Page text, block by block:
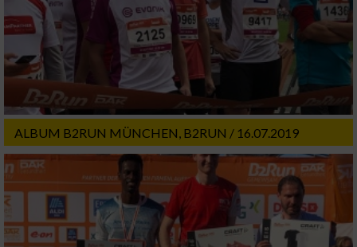
ALBUM B2RUN MÜNCHEN, B2RUN / 16.07.2019